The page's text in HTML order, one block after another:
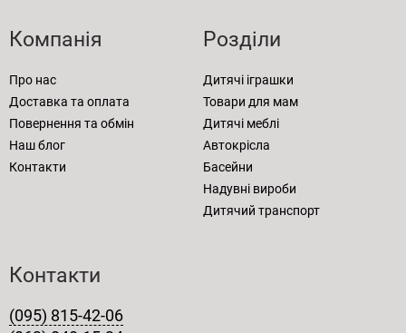
Компанія
Про нас
Доставка та оплата
Повернення та обмін
Наш блог
Контакти
Розділи
Дитячі іграшки
Товари для мам
Дитячі меблі
Автокрісла
Басейни
Надувні вироби
Дитячий транспорт
Контакти
(095) 815-42-06